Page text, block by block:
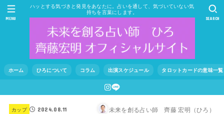
ハッとする気づきと発見をあなたに。占いを通して、気づいていない気
持ちを言葉にします。
ホーム ひろについて コラム 出演スケジュール タロットカードの意味一覧
SEARCH
MENU
カップ 2024.08.11 未来を創る占い師 齊藤 宏明（ひろ）